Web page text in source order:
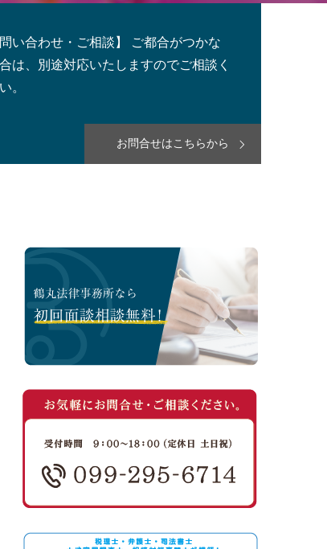
問い合わせ・ご相談】 ご都合がつかな
は、別途対応いたしますのでご相談く
。
お問合せはこちらから